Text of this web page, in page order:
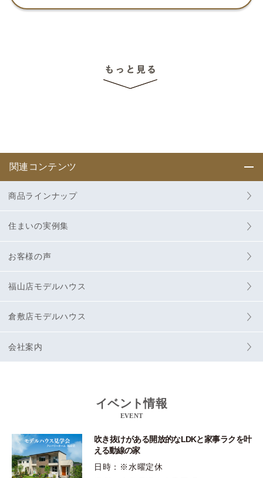
関連コンテンツ
商品ラインナップ
住まいの実例集
お客様の声
福山店モデルハウス
倉敷店モデルハウス
会社案内
イベント情報
EVENT
吹き抜けがある開放的なLDKと家事ラクを叶
える動線の家
日時：※水曜定休